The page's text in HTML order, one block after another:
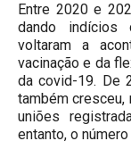
Entre 2020 e
dando indícios
voltaram a
vacinação e da
da covid-19. De
também cresceu,
uniões
entanto, o